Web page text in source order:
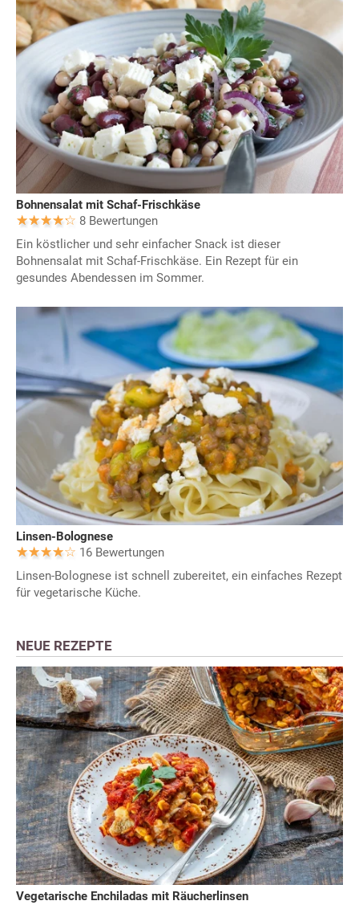
Bohnensalat mit Schaf-Frischkäse
8 Bewertungen
Ein köstlicher und sehr einfacher Snack ist dieser
Bohnensalat mit Schaf-Frischkäse. Ein Rezept für ein
gesundes Abendessen im Sommer.
Linsen-Bolognese
16 Bewertungen
Linsen-Bolognese ist schnell zubereitet, ein einfaches Rezept
für vegetarische Küche.
NEUE REZEPTE
Vegetarische Enchiladas mit Räucherlinsen